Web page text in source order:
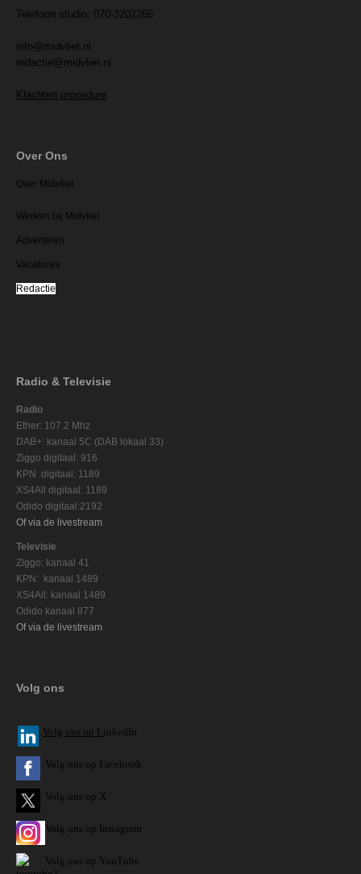
Telefoon studio: 070-3202266
info@midvliet.nl
redactie@midvliet.nl
Klachten procedure
Over Ons
Over Midvliet
Werken bij Midvliet
Adverteren
Vacatures
Redactie
Radio & Televisie
Radio
Ether: 107.2 Mhz
DAB+: kanaal 5C (DAB lokaal 33)
Ziggo digitaal: 916
KPN digitaal: 1189
XS4All digitaal: 1189
Odido digitaal:2192
Of via de livestream
Televisie
Ziggo: kanaal 41
KPN: kanaal 1489
XS4All: kanaal 1489
Odido kanaal 877
Of via de livestream
Volg ons
Volg ons op L inkedIn
Volg ons op Facebook
Volg ons op X
Volg ons op Instagram
Volg ons op YouTube